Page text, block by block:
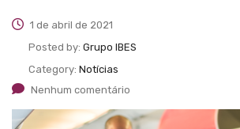
1 de abril de 2021
Posted by: Grupo IBES
Category: Notícias
Nenhum comentário